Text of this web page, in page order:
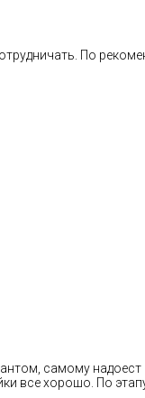
По
самому
все хорошо. По